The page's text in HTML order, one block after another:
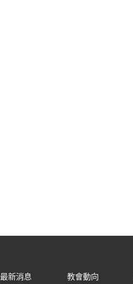
最新消息 教會動向